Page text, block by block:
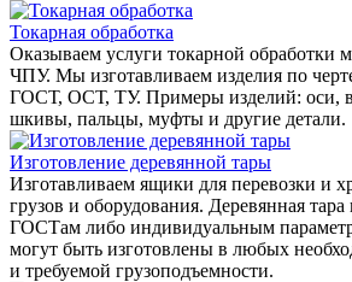
Токарная обработка
Оказываем услуги токарной обработки
ЧПУ. Мы изготавливаем изделия по
ГОСТ, ОСТ, ТУ. Примеры изделий: оси,
шкивы, пальцы, муфты и другие детали.
Изготовление деревянной тары
Изготавливаем ящики для перевозки и
грузов и оборудования. Деревянная тара
ГОСТам либо индивидуальным
могут быть изготовлены в любых
и требуемой грузоподъемности.